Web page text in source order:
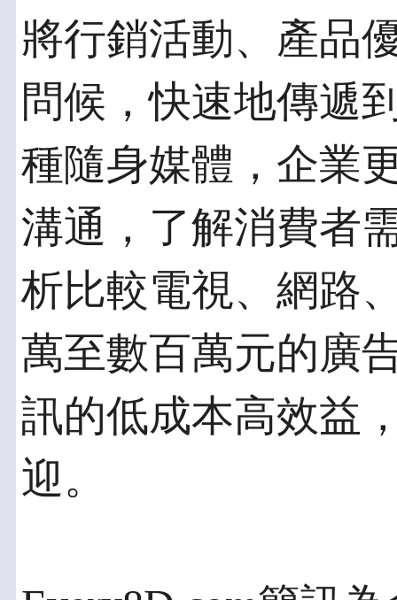
將行銷活動、產品
問候，快速地傳遞
種隨身媒體，企業
溝通，了解消費者
析比較電視、網路
萬至數百萬元的廣
訊的低成本高效益
迎。